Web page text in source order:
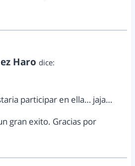
Haro dice:
participar en ella… jaja…
gran exito. Gracias por